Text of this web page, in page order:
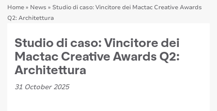
Home» News » Studio di caso: Vincitore dei Mactac Creative Awards
Q2: Architettura
Studio di caso: Vincitore dei
Mactac Creative Awards Q2:
Architettura
31 October 2025